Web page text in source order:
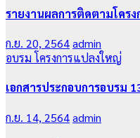
รายงานผลการติดตามโคร
ก.ย. 20, 2564admin
อบรม โครงการแปลงใหญ่
เอกสารประกอบการอบรม
ก.ย. 14, 2564admin